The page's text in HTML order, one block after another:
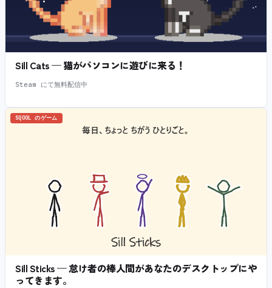
Sill Cats — 猫がパソコンに遊びに来る！
Steam にて無料配信中
SQOOL のゲーム
Sill Sticks — 怠け者の棒人間があなたのデスクトップにや
ってきます。